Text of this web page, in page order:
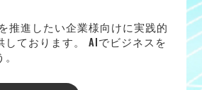
推進したい企業様向けに実践的
しております。 AIでビジネスを